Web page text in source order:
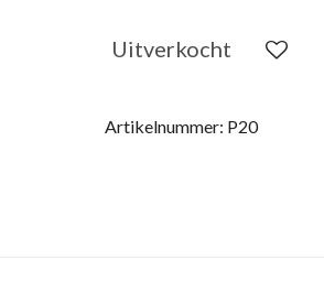
Uitverkocht
Artikelnummer: P20